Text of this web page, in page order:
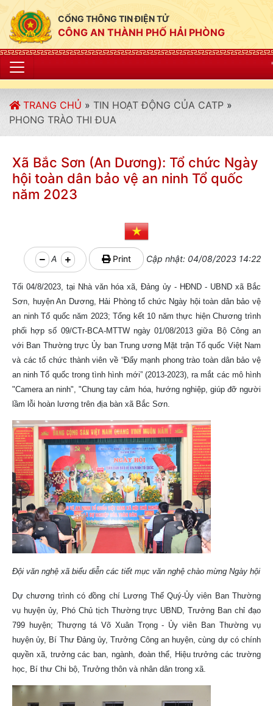
CỔNG THÔNG TIN ĐIỆN TỬ
CÔNG AN THÀNH PHỐ HẢI PHÒNG
"CÔNG AN THÀNH
TRANG CHỦ » TIN HOẠT ĐỘNG CỦA CATP »
PHONG TRÀO THI ĐUA
Xã Bắc Sơn (An Dương): Tổ chức Ngày
hội toàn dân bảo vệ an ninh Tổ quốc
năm 2023
A Print Cập nhật: 04/08/2023 14:22
Tối 04/8/2023, tại Nhà văn hóa xã, Đảng ủy - HĐND - UBND xã Bắc
Sơn, huyện An Dương, Hải Phòng tổ chức Ngày hội toàn dân bảo vệ
an ninh Tổ quốc năm 2023; Tổng kết 10 năm thực hiện Chương trình
phối hợp số 09/CTr-BCA-MTTW ngày 01/08/2013 giữa Bộ Công an
với Ban Thường trực Ủy ban Trung ương Mặt trận Tổ quốc Việt Nam
và các tổ chức thành viên về “Đẩy mạnh phong trào toàn dân bảo vệ
an ninh Tổ quốc trong tình hình mới” (2013-2023), ra mắt các mô hình
"Camera an ninh", "Chung tay cảm hóa, hướng nghiệp, giúp đỡ người
lầm lỗi hoàn lương trên địa bàn xã Bắc Sơn.
Đội văn nghệ xã biểu diễn các tiết mục văn nghệ chào mừng Ngày hội
Dự chương trình có đồng chí Lương Thế Quý-Ủy viên Ban Thường
vụ huyện ủy, Phó Chủ tịch Thường trực UBND, Trưởng Ban chỉ đạo
799 huyện; Thượng tá Võ Xuân Trọng - Ủy viên Ban Thường vụ
huyện ủy, Bí Thư Đảng ủy, Trưởng Công an huyện, cùng dự có chính
quyền xã, trưởng các ban, ngành, đoàn thể, Hiệu trưởng các trường
học, Bí thư Chi bộ, Trưởng thôn và nhân dân trong xã.